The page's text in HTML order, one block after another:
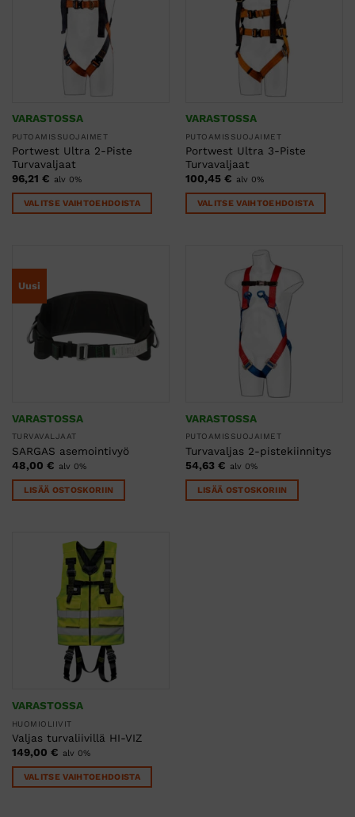
VARASTOSSA
PUTOAMISSUOJAIMET
Portwest Ultra 2-Piste
Turvavaljaat
96,21 € alv 0%
VALITSE VAIHTOEHDOISTA
useampi
muunnelma.
Voit
tehdä
valinnat
tuotteen
VARASTOSSA
PUTOAMISSUOJAIMET
Portwest Ultra 3-Piste
Turvavaljaat
100,45 € alv 0%
VALITSE VAIHTOEHDOISTA
muunnelma.
Uusi
VARASTOSSA
TURVAVALJAAT
SARGAS asemointivyö
48,00 € alv 0%
LISÄÄ OSTOSKORIIN
VARASTOSSA
PUTOAMISSUOJAIMET
Turvavaljas 2-pistekiinnitys
54,63 € alv 0%
LISÄÄ OSTOSKORIIN
VARASTOSSA
HUOMIOLIIVIT
Valjas turvaliivillä HI-VIZ
149,00 € alv 0%
VALITSE VAIHTOEHDOISTA